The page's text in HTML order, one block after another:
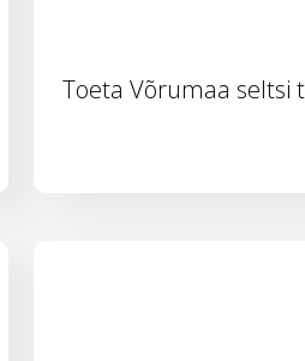
Toeta Võrumaa seltsi